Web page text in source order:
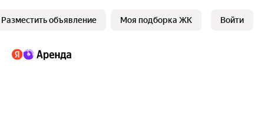
Разместить объявление Моя подборка ЖК Войти